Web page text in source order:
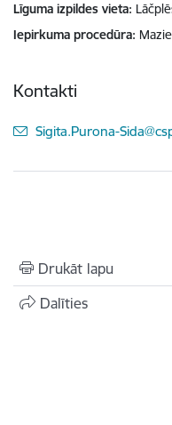
Līguma izpildes vieta
Iepirkuma procedūra
Kontakti
E-pasts:
Sigita.Purona-
Drukāt lapu
Dalīties